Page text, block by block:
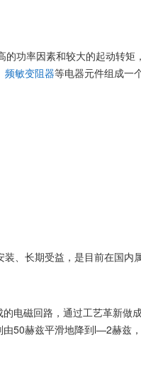
功率因素和较大的起动转
频敏变阻器等电器元件组成一
、长期受益，是目前在国内
电磁回路，通过工艺革新做
50赫兹平滑地降到l—2赫兹